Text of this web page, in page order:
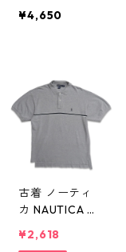
ャツ ハワイア
¥4,650
古着 ノーティ
カ NAUTICA 半
グレー 表記：L
¥2,618